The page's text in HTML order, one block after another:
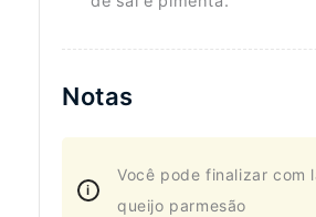
Notas
Você pode finalizar com
queijo parmesão